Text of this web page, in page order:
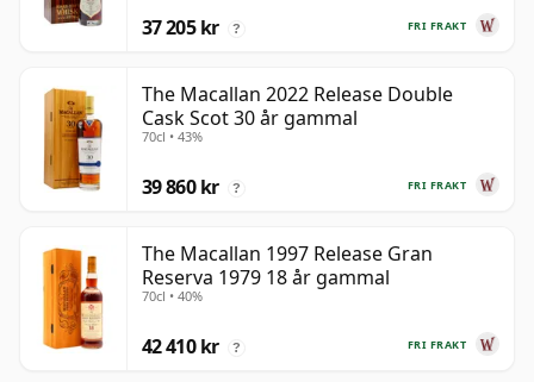
FRI FRAKT
37 205 kr ?
The Macallan 2022 Release Double
Cask Scot 30 år gammal
70cl • 43%
FRI FRAKT
39 860 kr ?
The Macallan 1997 Release Gran
Reserva 1979 18 år gammal
70cl • 40%
FRI FRAKT
42 410 kr ?